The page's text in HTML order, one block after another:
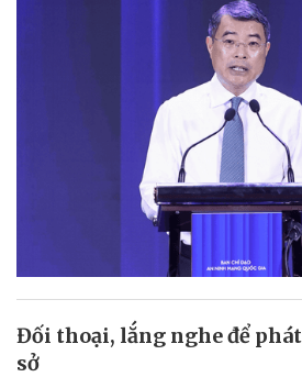
Đối thoại, lắng nghe để
sở